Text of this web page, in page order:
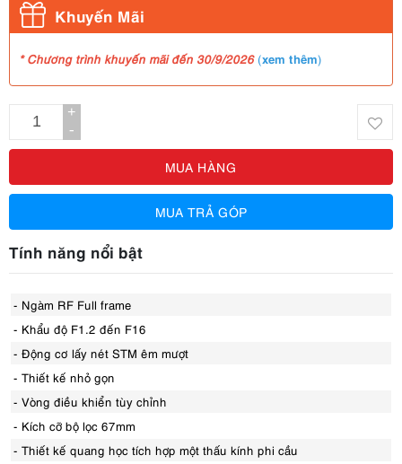
Khuyến Mãi
* Chương trình khuyến mãi đến 30/9/2026 (xem thêm)
+
-
MUA HÀNG
MUA TRẢ GÓP
Tính năng nổi bật
- Ngàm RF Full frame
- Khẩu độ F1.2 đến F16
- Động cơ lấy nét STM êm mượt
- Thiết kế nhỏ gọn
- Vòng điều khiển tùy chỉnh
- Kích cỡ bộ lọc 67mm
- Thiết kế quang học tích hợp một thấu kính phi cầu